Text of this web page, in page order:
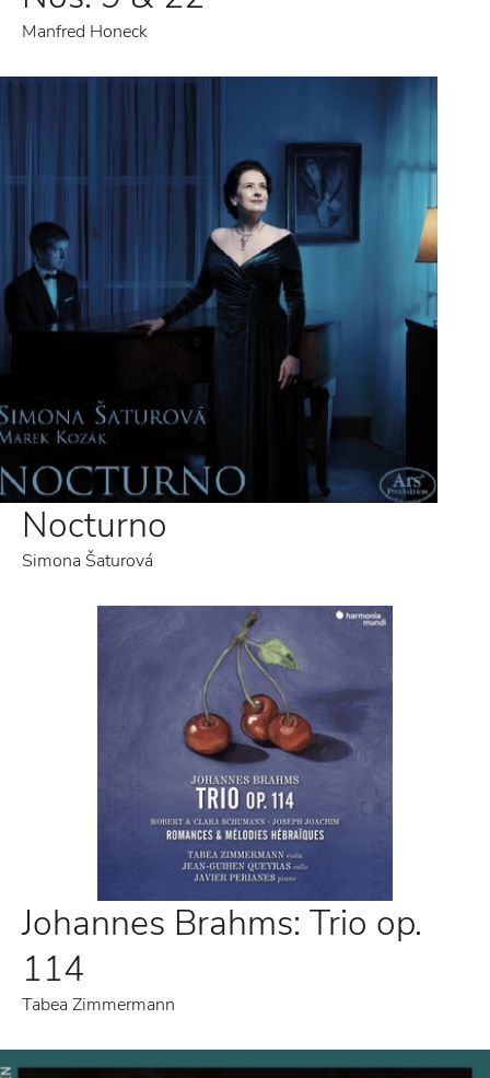
Manfred Honeck
Nocturno
Simona Šaturová
Johannes Brahms: Trio op.
114
Tabea Zimmermann